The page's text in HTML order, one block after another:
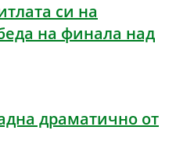
си на
на финала над
драматично от